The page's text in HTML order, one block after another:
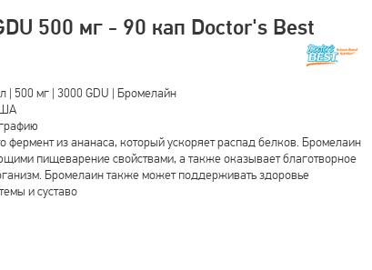
500 мг - 90 кап Doctor's Best
| 500 мг | 3000 GDU | Бромелайн
фермент из ананаса, который ускоряет распад белков. Бромелаин
пищеварение свойствами, а также оказывает благотворное
Бромелаин также может поддерживать здоровье
и суставо